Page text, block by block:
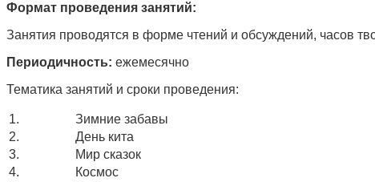
Формат проведения занятий:
Занятия проводятся в форме чтений и обсуждений, часов
Периодичность: ежемесячно
Тематика занятий и сроки проведения:
1. Зимние забавы
2.
День кита
3.
Мир сказок
4.
Космос